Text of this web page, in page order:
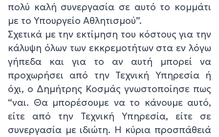
πολύ καλή συνεργασία σε αυτό το κομμάτι
με το Υπουργείο Αθλητισμού”.
Σχετικά με την εκτίμηση του κόστους για την
κάλυψη όλων των εκκρεμοτήτων στα εν λόγω
γήπεδα και για το αν αυτή μπορεί να
προχωρήσει από την Τεχνική Υπηρεσία ή
όχι, ο Δημήτρης Κοσμάς γνωστοποίησε πως
“ναι. Θα μπορέσουμε να το κάνουμε αυτό,
είτε από την Τεχνική Υπηρεσία, είτε σε
συνεργασία με ιδιώτη. Η κύρια προσπάθειά